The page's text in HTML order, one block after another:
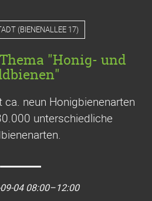
(BIENENALLEE 17)
"Honig- und
neun Honigbienenarten
unterschiedliche
04 08:00–12:00